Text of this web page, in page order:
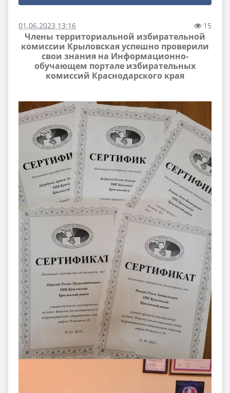
01.06.2023 13:16 15
Члены территориальной избирательной
комиссии Крыловская успешно проверили
свои знания на Информационно-
обучающем портале избирательных
комиссий Краснодарского края